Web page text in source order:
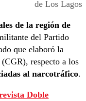
de Los Lagos
de la región de
del Partido
que elaboró la
respecto a los
al narcotráfico.
Doble